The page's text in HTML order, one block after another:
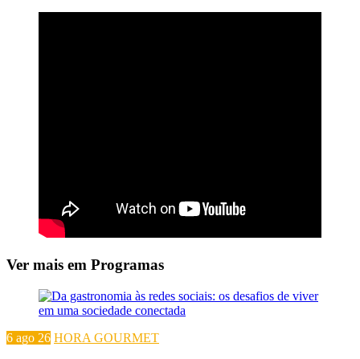
Ver mais em Programas
6 ago 26 HORA GOURMET